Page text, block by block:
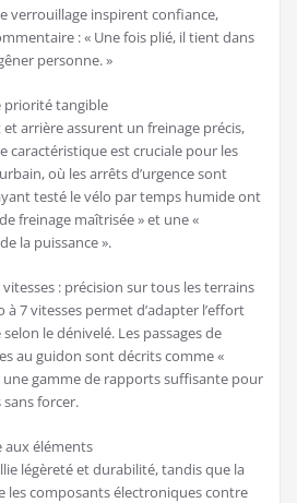
verrouillage inspirent confiance,
: « Une fois plié, il tient dans
personne. »
priorité tangible
arrière assurent un freinage précis,
caractéristique est cruciale pour les
où les arrêts d’urgence sont
testé le vélo par temps humide ont
freinage maîtrisée » et une «
la puissance ».
: précision sur tous les terrains
7 vitesses permet d’adapter l’effort
le dénivelé. Les passages de
au guidon sont décrits comme «
gamme de rapports suffisante pour
forcer.
aux éléments
légèreté et durabilité, tandis que la
les composants électroniques contre